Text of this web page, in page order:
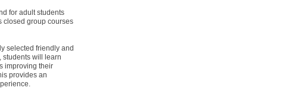
for adult students
closed group courses
selected friendly and
students will learn
improving their
provides an